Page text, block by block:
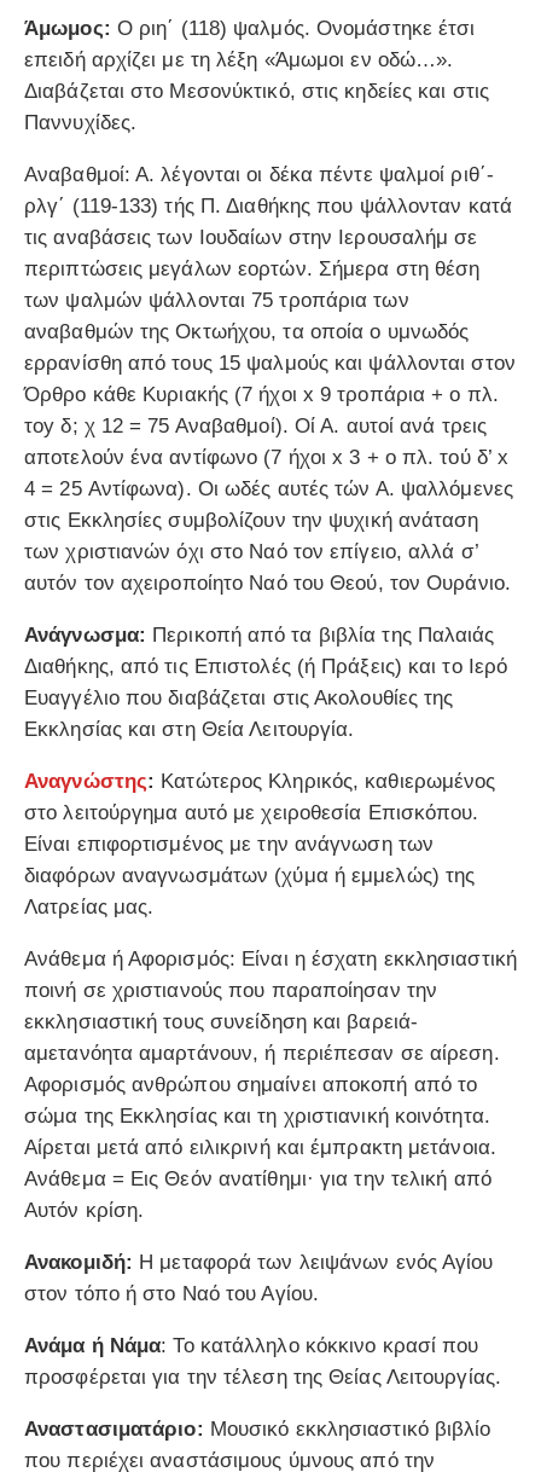
Άμωμος: Ο ριη΄ (118) ψαλμός. Ονομάστηκε έτσι
επειδή αρχίζει με τη λέξη «Άμωμοι εν οδώ…».
Διαβάζεται στο Μεσονύκτικό, στις κηδείες και στις
Παννυχίδες.
Αναβαθμοί: Α. λέγονται οι δέκα πέντε ψαλμοί ριθ΄-
ρλγ΄ (119-133) τής Π. Διαθήκης που ψάλλονταν κατά
τις αναβάσεις των Ιουδαίων στην Ιερουσαλήμ σε
περιπτώσεις μεγάλων εορτών. Σήμερα στη θέση
των ψαλμών ψάλλονται 75 τροπάρια των
αναβαθμών της Οκτωήχου, τα οποία ο υμνωδός
ερρανίσθη από τους 15 ψαλμούς και ψάλλονται στον
Όρθρο κάθε Κυριακής (7 ήχοι x 9 τροπάρια + ο πλ.
τοy δ; χ 12 = 75 Αναβαθμοί). Οί Α. αυτοί ανά τρεις
αποτελούν ένα αντίφωνο (7 ήχοι x 3 + ο πλ. τού δ’ x
4 = 25 Αντίφωνα). Οι ωδές αυτές τών Α. ψαλλόμενες
στις Εκκλησίες συμβολίζουν την ψυχική ανάταση
των χριστιανών όχι στο Ναό τον επίγειο, αλλά σ’
αυτόν τον αχειροποίητο Ναό του Θεού, τον Ουράνιο.
Ανάγνωσμα: Περικοπή από τα βιβλία της Παλαιάς
Διαθήκης, από τις Επιστολές (ή Πράξεις) και το Ιερό
Ευαγγέλιο που διαβάζεται στις Ακολουθίες της
Εκκλησίας και στη Θεία Λειτουργία.
Αναγνώστης: Κατώτερος Κληρικός, καθιερωμένος
στο λειτούργημα αυτό με χειροθεσία Επισκόπου.
Είναι επιφορτισμένος με την ανάγνωση των
διαφόρων αναγνωσμάτων (χύμα ή εμμελώς) της
Λατρείας μας.
Ανάθεμα ή Αφορισμός: Είναι η έσχατη εκκλησιαστική
ποινή σε χριστιανούς που παραποίησαν την
εκκλησιαστική τους συνείδηση και βαρειά-
αμετανόητα αμαρτάνουν, ή περιέπεσαν σε αίρεση.
Αφορισμός ανθρώπου σημαίνει αποκοπή από το
σώμα της Εκκλησίας και τη χριστιανική κοινότητα.
Αίρεται μετά από ειλικρινή και έμπρακτη μετάνοια.
Ανάθεμα = Εις Θεόν ανατίθημι· για την τελική από
Αυτόν κρίση.
Ανακομιδή: Η μεταφορά των λειψάνων ενός Αγίου
στον τόπο ή στο Ναό του Αγίου.
Ανάμα ή Νάμα: Το κατάλληλο κόκκινο κρασί που
προσφέρεται για την τέλεση της Θείας Λειτουργίας.
Αναστασιματάριο: Μουσικό εκκλησιαστικό βιβλίο
που περιέχει αναστάσιμους ύμνους από την